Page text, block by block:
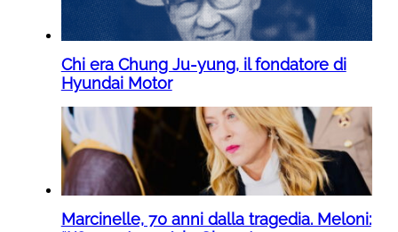
Chi era Chung Ju-yung, il fondatore di
Hyundai Motor
Marcinelle, 70 anni dalla tragedia. Meloni: